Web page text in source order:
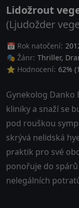
Lidožrout
(Ljudožder
📅 Rok natočení:
🎭 Žánr: Thriller,
⭐ Hodnocení: 62% (
Gynekolog Danko
kliniky a snaží se
pod rouškou
skrývá nelidská
praktik pro své
ponořuje do
nelegálních